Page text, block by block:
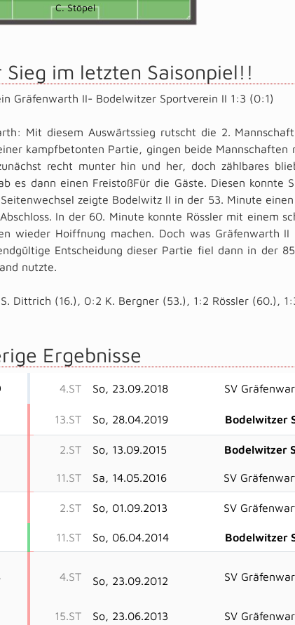
C. Stöpel
Sieg im letzten Saisonpiel!!
Gräfenwarth II- Bodelwitzer Sportverein II 1:3 (0:1)
Mit diesem Auswärtssieg rutscht die 2.
kampfbetonten Partie, gingen beide Mannschaften
recht munter hin und her, doch zählbares
es dann einen FreistoßFür die Gäste. Diesen konnte
zeigte Bodelwitz II in der 53. Minute
In der 60. Minute konnte Rössler mit einem
wieder Hoiffnung machen. Doch was Gräfenwarth
Entscheidung dieser Partie fiel dann in der
nutzte.
Dittrich (16.), 0:2 K. Bergner (53.), 1:2 Rössler (60.),
Ergebnisse
4.ST So, 23.09.2018 SV
13.ST So, 28.04.2019 Bodelwitzer
2.ST So, 13.09.2015 Bodelwitzer
11.ST Sa, 14.05.2016 SV
2.ST So, 01.09.2013 SV
11.ST So, 06.04.2014 Bodelwitzer
4.ST So, 23.09.2012 SV
15.ST So, 23.06.2013 SV